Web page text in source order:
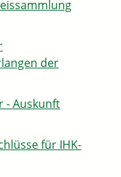
der
- Auskunft
für IHK-